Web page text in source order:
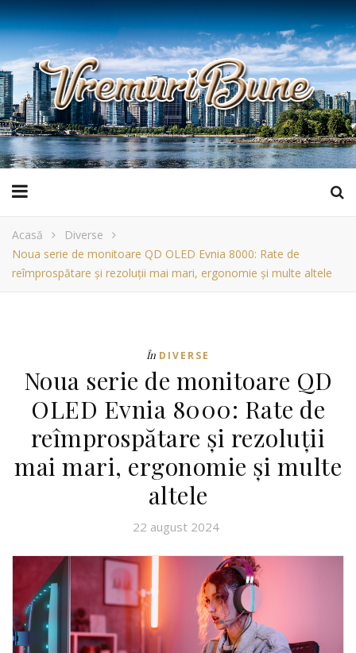
Acasă
Diverse
Noua serie de monitoare QD OLED Evnia 8000: Rate de
reîmprospătare și rezoluții mai mari, ergonomie și multe altele
În DIVERSE
Noua serie de monitoare QD
OLED Evnia 8000: Rate de
reîmprospătare și rezoluții
mai mari, ergonomie și multe
altele
22 august 2024